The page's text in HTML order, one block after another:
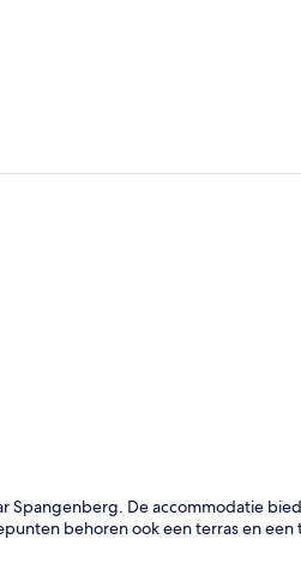
Spangenberg. De accommodatie
behoren ook een terras en een